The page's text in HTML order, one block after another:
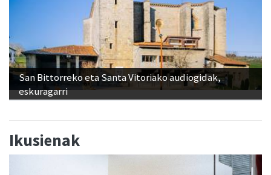
San Bittorreko eta Santa Vitoriako audiogidak,
eskuragarri
Ikusienak